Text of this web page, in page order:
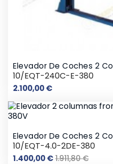
Elevador De Coches 2
10/EQT-240C-E-380
2.100,00 €Precio
Elevador De Coches 2
10/EQT-4.0-2DE-380
1.400,00 €Precio
1.911,80 €Precio